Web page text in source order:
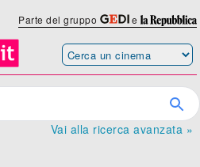
Parte del gruppo e
Vai alla ricerca avanzata »